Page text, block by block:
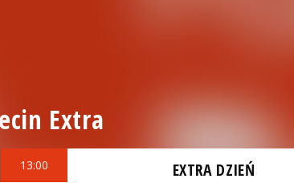
Extra
13:00 EXTRA DZIEŃ